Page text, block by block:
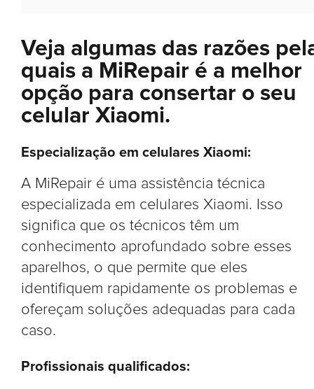
Veja algumas das razões
quais a MiRepair é a melhor
opção para consertar o seu
celular Xiaomi.
Especialização em celulares Xiaomi:
A MiRepair é uma assistência técnica
especializada em celulares Xiaomi. Isso
significa que os técnicos têm um
conhecimento aprofundado sobre esses
aparelhos, o que permite que eles
identifiquem rapidamente os problemas e
ofereçam soluções adequadas para cada
caso.
Profissionais qualificados: